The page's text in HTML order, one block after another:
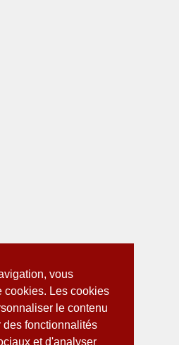
vous
cookies. Les cookies
le contenu
des fonctionnalités
et d'analyser